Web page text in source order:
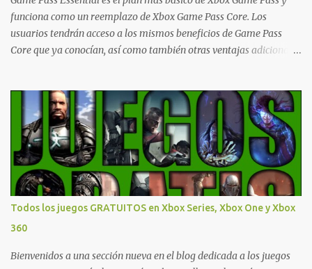
Xbox One también aplican a Xbox Series, a excepción de los jue...
funciona como un reemplazo de Xbox Game Pass Core. Los
usuarios tendrán acceso a los mismos beneficios de Game Pass
Core que ya conocían, así como también otras ventajas adicionales
que están en Xbox y PC, que van desde skins, desbloqueo de
personajes, paquetes de armas hasta emotes, monedas virtuales y
más para diferentes títulos. Todas estas ventajas se pueden
reclamar desde la sección de Game Pass o en tu aplicación de Xbox
yendo directamente a la pestaña de Game Pass. Essential también
ahora sumará el acceso a la Nube de Xbox, el cual nos permitite
jugar una pequeña porción de los juegos de la suscripción
mediante xCloud y más de 600 juegos compatibles si es que los
compramos previamente (con más títulos en camino a ser
compatibles con la función Transmite tu Propios Juegos). Pueden
Todos los juegos GRATUITOS en Xbox Series, Xbox One y Xbox
360
Bienvenidos a una sección nueva en el blog dedicada a los juegos